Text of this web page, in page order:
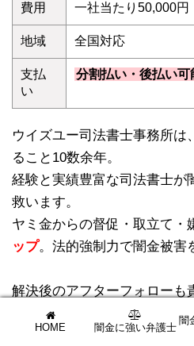
費用 一社当たり50,000円
地域 全国対応
支払
い
分割払い・後払い可
ウイズユー司法書士事務所は
ること10数余年。
経験と実績豊富な司法書士が
救います。
ヤミ金からの督促・取立て・
ップ。法的強制力で闇金被害
解決後のアフターフォローも
二度と近づいてこないよう親
徹底的にあなたを守ってくれ
HOME 闇金に強い弁護士
闇